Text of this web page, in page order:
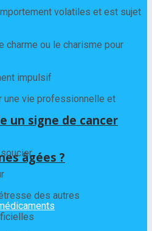
un signe de cancer
âgées ?
volatiles et est sujet
charme ou le charisme pour
impulsif
une vie professionnelle et
des autres